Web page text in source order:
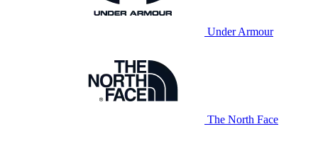
Under Armour
The North Face